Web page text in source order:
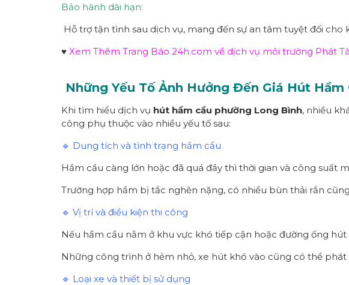
Bảo hành dài hạn:
Hỗ trợ tận tình sau dịch vụ, mang đến sự an tâm tuyệt đối cho
♥ Xem Thêm Trang Báo 24h.com về dịch vụ môi trường Phát
Những Yếu Tố Ảnh Hưởng Đến Giá Hút Hầm
Khi tìm hiểu dịch vụ hút hầm cầu phường Long Bình, nhiều
công phụ thuộc vào nhiều yếu tố sau:
🔹 Dung tích và tình trạng hầm cầu
Hầm cầu càng lớn hoặc đã quá đầy thì thời gian và công suất
Trường hợp hầm bị tắc nghẽn nặng, có nhiều bùn thải rắn
🔹 Vị trí và điều kiện thi công
Nếu hầm cầu nằm ở khu vực khó tiếp cận hoặc đường ống
Những công trình ở hẻm nhỏ, xe hút khó vào cũng có thể
🔹 Loại xe và thiết bị sử dụng